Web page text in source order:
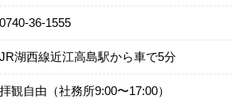
0740-36-1555
JR湖西線近江高島駅から車で5分
拝観自由（社務所9:00〜17:00）